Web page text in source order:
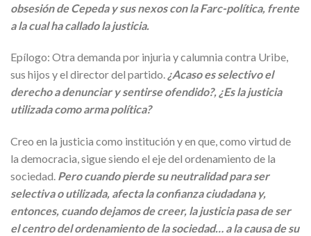
obsesión de Cepeda y sus nexos con la Farc-política, frente
a la cual ha callado la justicia.
Epílogo: Otra demanda por injuria y calumnia contra Uribe,
sus hijos y el director del partido. ¿Acaso es selectivo el
derecho a denunciar y sentirse ofendido?, ¿Es la justicia
utilizada como arma política?
Creo en la justicia como institución y en que, como virtud de
la democracia, sigue siendo el eje del ordenamiento de la
sociedad. Pero cuando pierde su neutralidad para ser
selectiva o utilizada, afecta la confianza ciudadana y,
entonces, cuando dejamos de creer, la justicia pasa de ser
el centro del ordenamiento de la sociedad… a la causa de su